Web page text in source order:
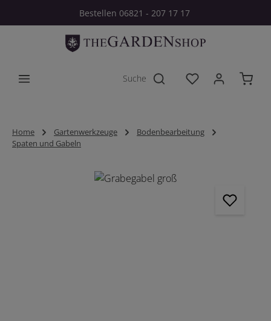
Zum Hauptinhalt springenBestellen 06821 - 207 17 17
Du hast 0
Home Gartenwerkzeuge
Bodenbearbeitung
Spaten und Gabeln
Bildergalerie überspringen